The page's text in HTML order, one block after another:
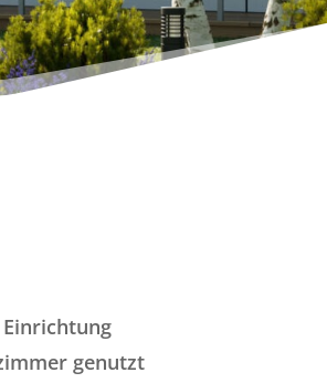
genutzt